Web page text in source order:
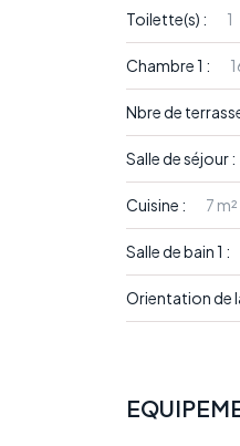
Toilette(s) : 1
Chambre 1 :
Nbre de
Salle de séjour :
Cuisine : 7 m²
Salle de bain 1 :
Orientation de